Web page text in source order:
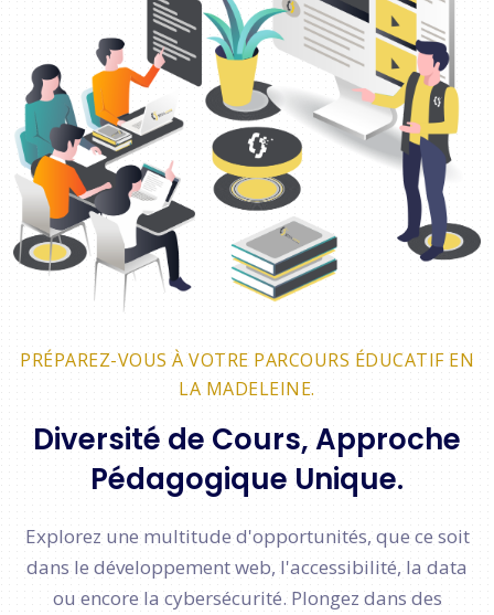
PRÉPAREZ-VOUS À VOTRE PARCOURS ÉDUCATIF EN
LA MADELEINE.
Diversité de Cours, Approche
Pédagogique Unique.
Explorez une multitude d'opportunités, que ce soit
dans le développement web, l'accessibilité, la data
ou encore la cybersécurité. Plongez dans des